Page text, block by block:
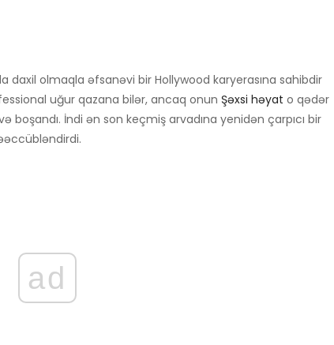
daxil olmaqla əfsanəvi bir Hollywood karyerasına sahibdir
uğur qazana bilər, ancaq onun Şəxsi həyat o qədər
boşandı. İndi ən son keçmiş arvadına yenidən çarpıcı bir
ad